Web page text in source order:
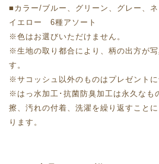
■カラー/ブルー、グリーン、グレー、ネ
イエロー 6種アソート
※色はお選びいただけません。
※生地の取り都合により、柄の出方が
す。
※サコッシュ以外のものはプレゼントに
※はっ水加工･抗菌防臭加工は永久なも
擦、汚れの付着、洗濯を繰り返すこと
ります。